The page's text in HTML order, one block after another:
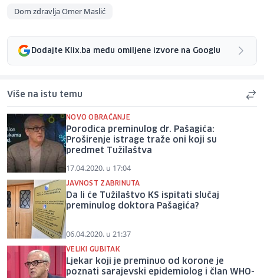
Dom zdravlja Omer Maslić
Dodajte Klix.ba među omiljene izvore na Googlu
Više na istu temu
NOVO OBRAĆANJE
Porodica preminulog dr. Pašagića:
Proširenje istrage traže oni koji su
predmet Tužilaštva
17.04.2020. u 17:04
JAVNOST ZABRINUTA
Da li će Tužilaštvo KS ispitati slučaj
preminulog doktora Pašagića?
06.04.2020. u 21:37
VELIKI GUBITAK
Ljekar koji je preminuo od korone je
poznati sarajevski epidemiolog i član WHO-